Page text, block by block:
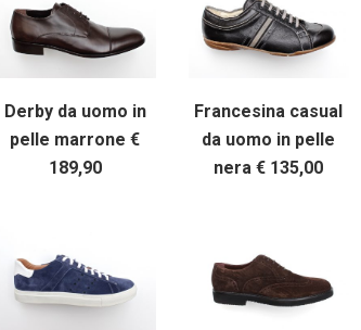
Derby da uomo in
pelle marrone €
189,90
Francesina casual
da uomo in pelle
nera € 135,00